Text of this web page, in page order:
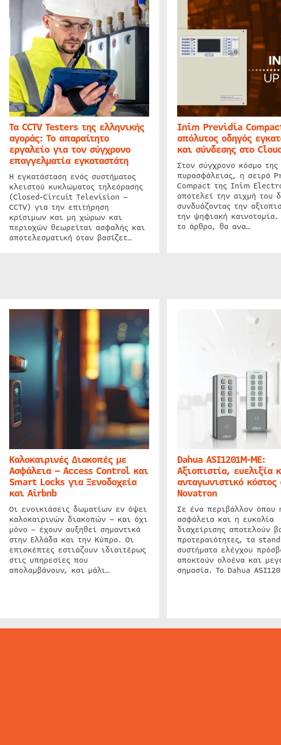
Τα CCTV Testers της ελληνικής
αγοράς: Το απαραίτητο
εργαλείο για τον σύγχρονο
επαγγελματία εγκαταστάτη
Η εγκατάσταση ενός συστήματος
κλειστού κυκλώματος τηλεόρασης
(Closed-Circuit Television –
CCTV) για την επιτήρηση
κρίσιμων και μη χώρων και
περιοχών θεωρείται ασφαλής και
αποτελεσματική όταν βασίζετ…
Inim Previdia
απόλυτος οδηγός
και σύνδεσης στο
Στον σύγχρονο κόσμο της
πυρασφάλειας, η σειρά
Compact της Inim
αποτελεί την αιχμή του
συνδυάζοντας την
την ψηφιακή
το άρθρο, θα ανα…
Καλοκαιρινές Διακοπές με
Ασφάλεια – Access Control και
Smart Locks για Ξενοδοχεία
και Airbnb
Οι ενοικιάσεις δωματίων εν όψει
καλοκαιρινών διακοπών – και όχι
μόνο – έχουν αυξηθεί σημαντικά
στην Ελλάδα και την Κύπρο. Οι
επισκέπτες εστιάζουν ιδιαιτέρως
στις υπηρεσίες που
απολαμβάνουν, και μάλι…
Dahua ASI1201M-ME:
Αξιοπιστία, ευελιξία
ανταγωνιστικό
Novatron
Σε ένα περιβάλλον όπου
ασφάλεια και η ευκολία
διαχείρισης αποτελούν
προτεραιότητες, τα
συστήματα ελέγχου
αποκτούν ολοένα και
σημασία. Το Dahua